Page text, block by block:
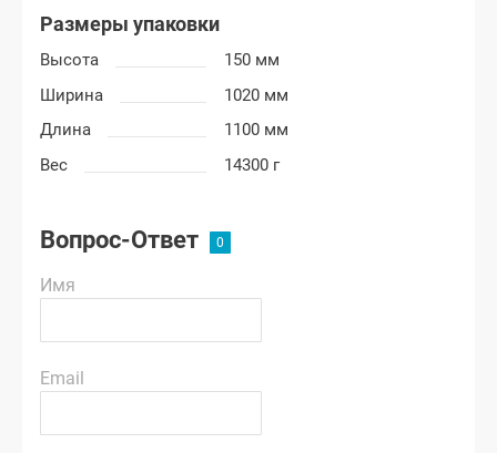
Размеры упаковки
Высота
150 мм
Ширина
1020 мм
Длина
1100 мм
Вес
14300 г
Вопрос-Ответ
Имя
Email